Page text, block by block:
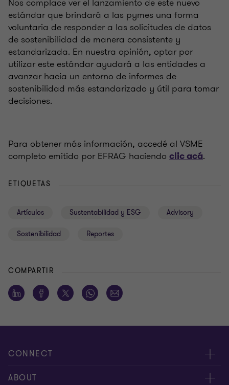
estándar que brindará a las pymes una forma
voluntaria de responder a las solicitudes de datos
de sostenibilidad de manera consistente y
estandarizada. En nuestra opinión, optar por
utilizar este estándar ayudará a las entidades a
avanzar hacia un entorno de informes de
sostenibilidad más estandarizado y útil para tomar
decisiones.
Para obtener más información, accedé al VSME
completo emitido por EFRAG haciendo clic acá.
ETIQUETAS
Artículos Sustentabilidad y ESG Advisory
Sostenibilidad Reportes
COMPARTIR
CONNECT
Nuestra gente
ABOUT